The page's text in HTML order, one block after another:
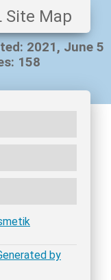
Site Map
2021, June 5
158
by